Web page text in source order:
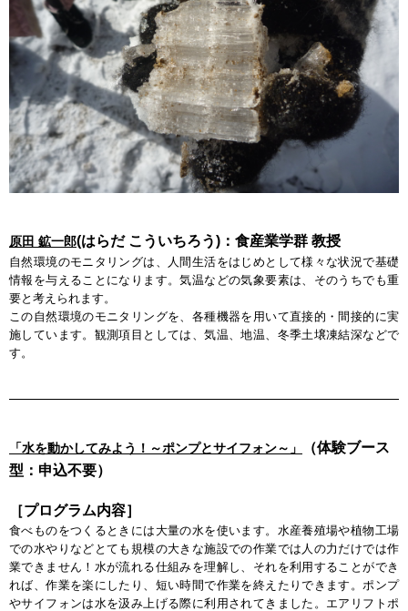
原田 鉱一郎(はらだ こういちろう)：食産業学群 教授
自然環境のモニタリングは、人間生活をはじめとして様々な状況で基礎
情報を与えることになります。気温などの気象要素は、そのうちでも重
要と考えられます。
この自然環境のモニタリングを、各種機器を用いて直接的・間接的に実
施しています。観測項目としては、気温、地温、冬季土壌凍結深などで
す。
「水を動かしてみよう！～ポンプとサイフォン～」
（体験ブース
型：申込不要）
［プログラム内容］
食べものをつくるときには大量の水を使います。水産養殖場や植物工場
での水やりなどとても規模の大きな施設での作業では人の力だけでは作
業できません！水が流れる仕組みを理解し、それを利用することができ
れば、作業を楽にしたり、短い時間で作業を終えたりできます。ポンプ
やサイフォンは水を汲み上げる際に利用されてきました。エアリフトポ